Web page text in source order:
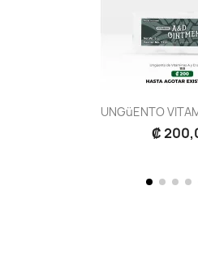
UNGüENTO
₡